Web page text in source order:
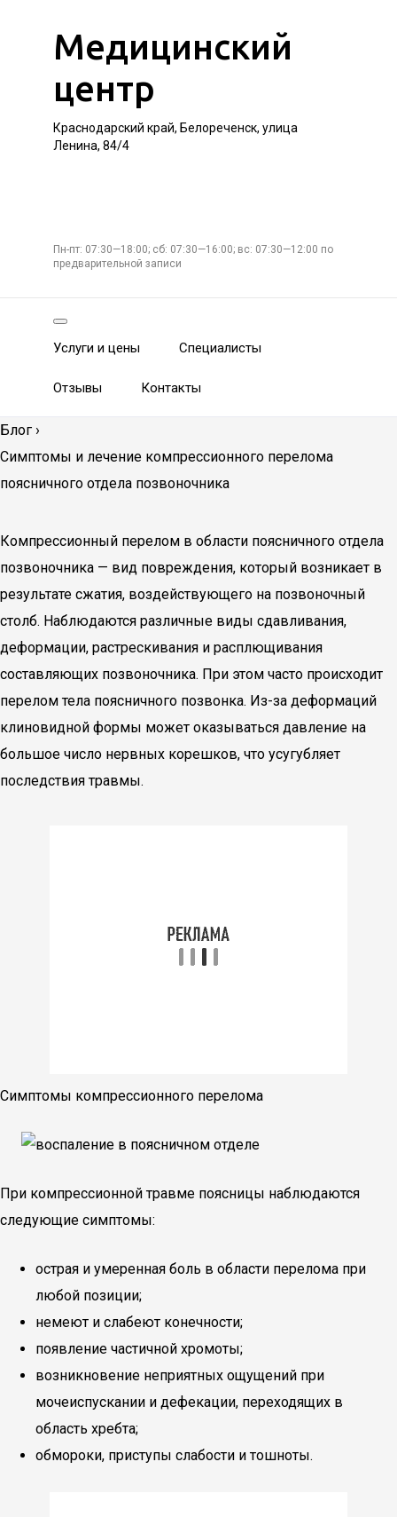
Медицинский
центр
Краснодарский край, Белореченск, улица
Ленина, 84/4
Пн-пт: 07:30—18:00; сб: 07:30—16:00; вс: 07:30—12:00 по
предварительной записи
Услуги и цены Специалисты
Отзывы Контакты
Блог ›
Симптомы и лечение компрессионного перелома
поясничного отдела позвоночника
Компрессионный перелом в области поясничного отдела
позвоночника — вид повреждения, который возникает в
результате сжатия, воздействующего на позвоночный
столб. Наблюдаются различные виды сдавливания,
деформации, растрескивания и расплющивания
составляющих позвоночника. При этом часто происходит
перелом тела поясничного позвонка. Из-за деформаций
клиновидной формы может оказываться давление на
большое число нервных корешков, что усугубляет
последствия травмы.
Симптомы компрессионного перелома
При компрессионной травме поясницы наблюдаются
следующие симптомы:
острая и умеренная боль в области перелома при
любой позиции;
немеют и слабеют конечности;
появление частичной хромоты;
возникновение неприятных ощущений при
мочеиспускании и дефекации, переходящих в
область хребта;
обмороки, приступы слабости и тошноты.